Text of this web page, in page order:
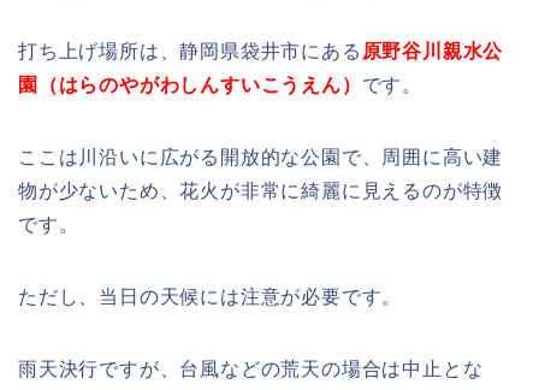
打ち上げ場所は、静岡県袋井市にある 原野谷川親水公
園（はらのやがわしんすいこうえん） です。
ここは川沿いに広がる開放的な公園で、周囲に高い建
物が少ないため、花火が非常に綺麗に見えるのが特徴
です。
ただし、当日の天候には注意が必要です。
雨天決行ですが、台風などの荒天の場合は中止とな